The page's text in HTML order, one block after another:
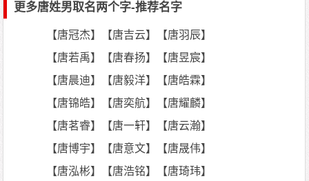
更多唐姓男取名两个字-推荐名字
【唐冠杰】【唐吉云】【唐羽辰】
【唐若禹】【唐春扬】【唐昱宸】
【唐晨迪】【唐毅洋】【唐皓霖】
【唐锦皓】【唐奕航】【唐耀麟】
【唐茗睿】【唐一轩】【唐云瀚】
【唐博宇】【唐意文】【唐晟伟】
【唐泓彬】【唐浩铭】【唐琦玮】